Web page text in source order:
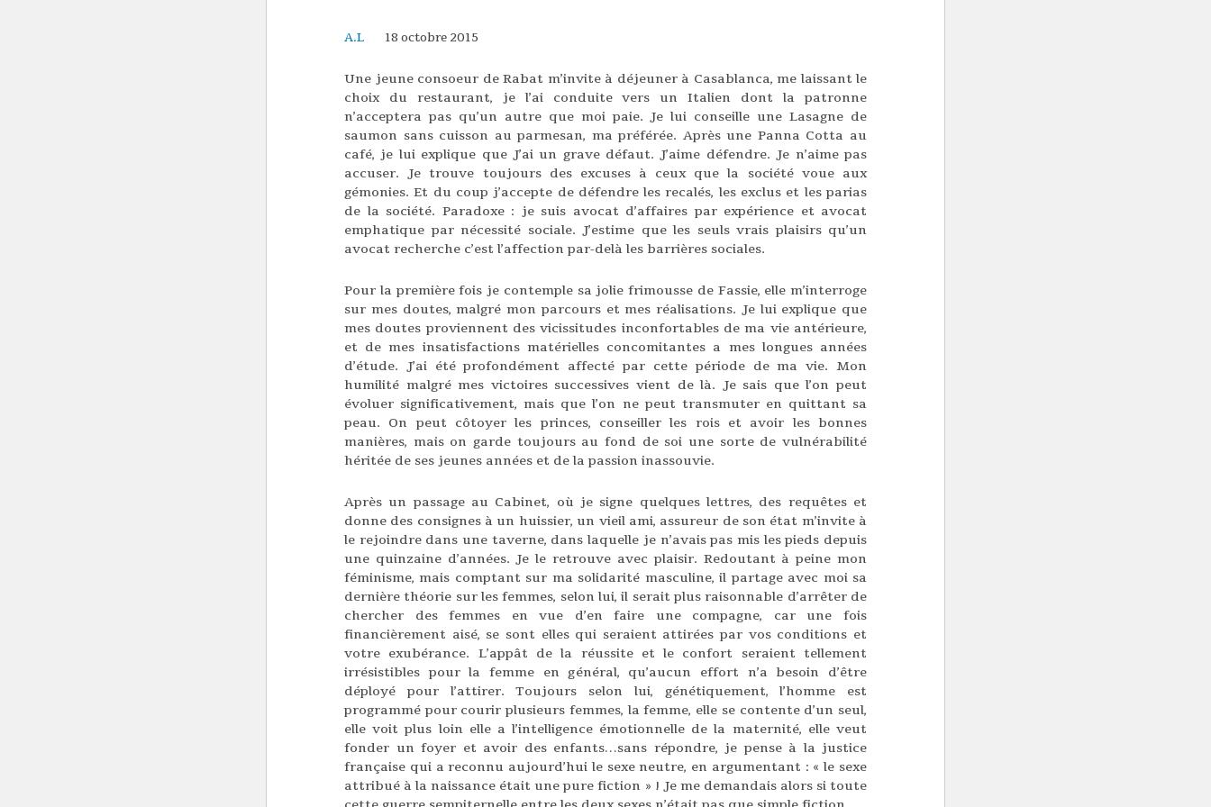
A.L 18 octobre 2015
Une jeune consoeur de Rabat m’invite à déjeuner à Casablanca, me laissant le
choix du restaurant, je l’ai conduite vers un Italien dont la patronne
n’acceptera pas qu’un autre que moi paie. Je lui conseille une Lasagne de
saumon sans cuisson au parmesan, ma préférée. Après une Panna Cotta au
café, je lui explique que J’ai un grave défaut. J’aime défendre. Je n’aime pas
accuser. Je trouve toujours des excuses à ceux que la société voue aux
gémonies. Et du coup j’accepte de défendre les recalés, les exclus et les parias
de la société. Paradoxe : je suis avocat d’affaires par expérience et avocat
emphatique par nécessité sociale. J’estime que les seuls vrais plaisirs qu’un
avocat recherche c’est l’affection par-delà les barrières sociales.
Pour la première fois je contemple sa jolie frimousse de Fassie, elle m’interroge
sur mes doutes, malgré mon parcours et mes réalisations. Je lui explique que
mes doutes proviennent des vicissitudes inconfortables de ma vie antérieure,
et de mes insatisfactions matérielles concomitantes a mes longues années
d’étude. J’ai été profondément affecté par cette période de ma vie. Mon
humilité malgré mes victoires successives vient de là. Je sais que l’on peut
évoluer significativement, mais que l’on ne peut transmuter en quittant sa
peau. On peut côtoyer les princes, conseiller les rois et avoir les bonnes
manières, mais on garde toujours au fond de soi une sorte de vulnérabilité
héritée de ses jeunes années et de la passion inassouvie.
Après un passage au Cabinet, où je signe quelques lettres, des requêtes et
donne des consignes à un huissier, un vieil ami, assureur de son état m’invite à
le rejoindre dans une taverne, dans laquelle je n’avais pas mis les pieds depuis
une quinzaine d’années. Je le retrouve avec plaisir. Redoutant à peine mon
féminisme, mais comptant sur ma solidarité masculine, il partage avec moi sa
dernière théorie sur les femmes, selon lui, il serait plus raisonnable d’arrêter de
chercher des femmes en vue d’en faire une compagne, car une fois
financièrement aisé, se sont elles qui seraient attirées par vos conditions et
votre exubérance. L’appât de la réussite et le confort seraient tellement
irrésistibles pour la femme en général, qu’aucun effort n’a besoin d’être
déployé pour l’attirer. Toujours selon lui, génétiquement, l’homme est
programmé pour courir plusieurs femmes, la femme, elle se contente d’un seul,
elle voit plus loin elle a l’intelligence émotionnelle de la maternité, elle veut
fonder un foyer et avoir des enfants…sans répondre, je pense à la justice
française qui a reconnu aujourd’hui le sexe neutre, en argumentant : « le sexe
attribué à la naissance était une pure fiction » ! Je me demandais alors si toute